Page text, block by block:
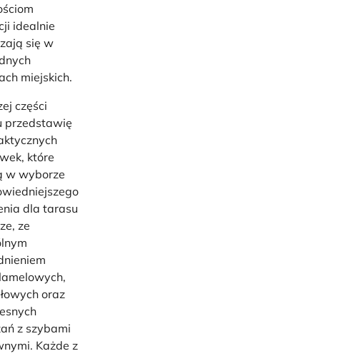
idealnie
się w
miejskich.
części
przedstawię
które
w wyborze
dla tarasu
ze
oraz
z szybami
Każde z